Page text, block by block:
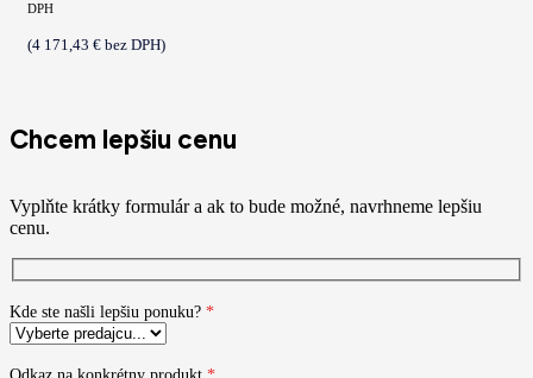
DPH
(4 171,43 € bez DPH)
Chcem lepšiu cenu
Vyplňte krátky formulár a ak to bude možné, navrhneme lepšiu
cenu.
Kde ste našli lepšiu ponuku? *